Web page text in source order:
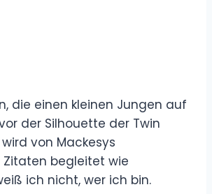
die einen kleinen Jungen auf
der Silhouette der Twin
von Mackesys
begleitet wie
ich nicht, wer ich bin.